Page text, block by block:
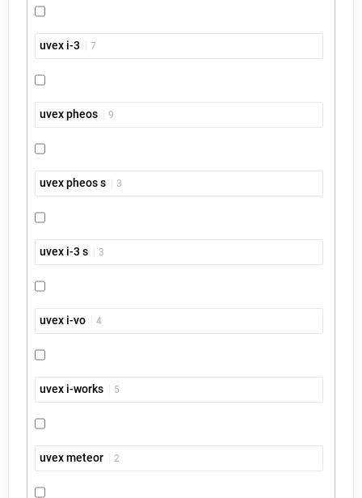
uvex i-3 7
uvex pheos 9
uvex pheos s 3
uvex i-3 s 3
uvex i-vo 4
uvex i-works 5
uvex meteor 2